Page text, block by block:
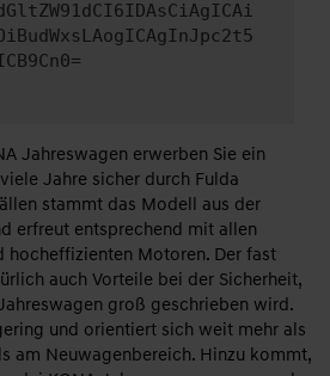
Jahreswagen erwerben Sie ein
Jahre sicher durch Fulda
stammt das Modell aus der
erfreut entsprechend mit allen
hocheffizienten Motoren. Der fast
auch Vorteile bei der Sicherheit,
groß geschrieben wird.
und orientiert sich weit mehr als
am Neuwagenbereich. Hinzu kommt,